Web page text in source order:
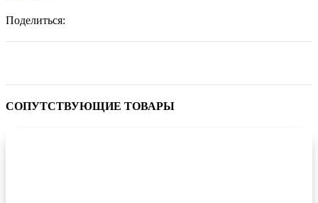
Поделиться:
СОПУТСТВУЮЩИЕ ТОВАРЫ